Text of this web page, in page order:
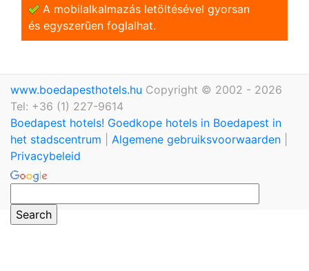
A mobilalkalmazás letöltésével gyorsan
és egyszerũen foglalhat.
www.boedapesthotels.hu Copyright © 2002 - 2026
Tel: +36 (1) 227-9614
Boedapest hotels! Goedkope hotels in Boedapest in
het stadscentrum
Algemene gebruiksvoorwaarden
Privacybeleid